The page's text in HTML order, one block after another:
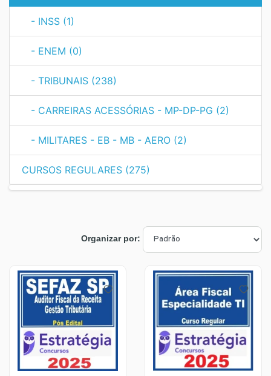
- INSS (1)
- ENEM (0)
- TRIBUNAIS (238)
- CARREIRAS ACESSÓRIAS - MP-DP-PG (2)
- MILITARES - EB - MB - AERO (2)
CURSOS REGULARES (275)
Organizar por: